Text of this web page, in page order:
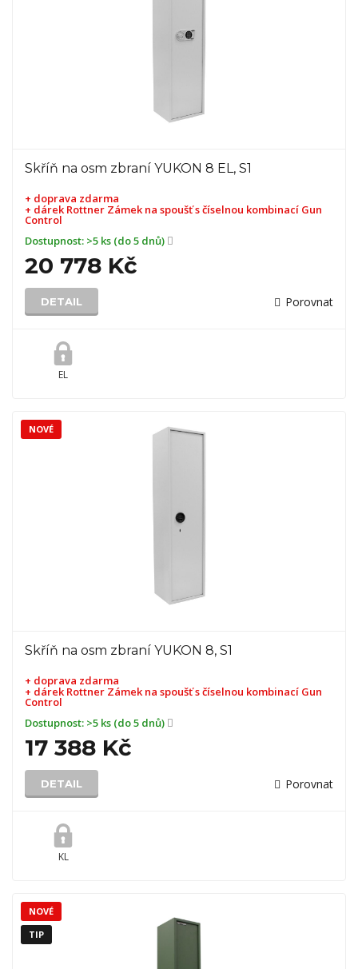
Skříň na osm zbraní YUKON 8 EL, S1
+ doprava zdarma
+ dárekRottner Zámek na spoušť s číselnou kombinací Gun
Control
Dostupnost: >5 ks (do 5 dnů)
20 778 Kč
DETAIL Porovnat
EL
Skříň na osm zbraní YUKON 8, S1
+ doprava zdarma
+ dárekRottner Zámek na spoušť s číselnou kombinací Gun
Control
Dostupnost: >5 ks (do 5 dnů)
17 388 Kč
DETAIL Porovnat
KL
NOVÉ
NOVÉ
TIP